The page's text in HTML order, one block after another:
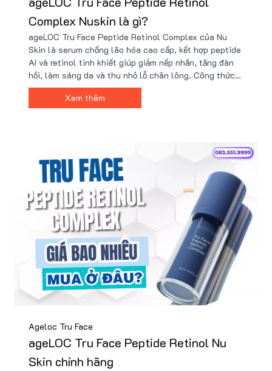
Complex Nuskin là gì?
ageLOC Tru Face Peptide Retinol Complex của Nu
Skin là serum chống lão hóa cao cấp, kết hợp peptide
AI và retinol tinh khiết giúp giảm nếp nhăn, tăng đàn
hồi, làm sáng da và thu nhỏ lỗ chân lông. Công thức
dịu nhẹ, phù hợp với cả da nhạy cảm. Sản phẩm chính
hãng có tại Nu88 với giá ưu đãi cùng nhiều quà tặng
Xem thêm
Ageloc Tru Face
ageLOC Tru Face Peptide Retinol Nu
Skin chính hãng